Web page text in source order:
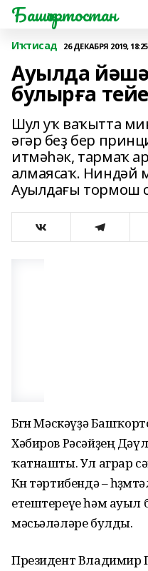
Башҡортостан
Иҡтисад 26 ДЕКАБРЯ 2019, 18:25
Ауылда
булырға
Шул уҡ ваҡытта
әгәр беҙ бер
итмәһәк, тармаҡ
алмаясаҡ. Ниндәй
Ауылдағы тормош
Бөгөн Мәскәүҙә
Хәбиров Рәсәйҙең
ҡатнашты. Ул аграр
Көн тәртибендә –
етештереүе һәм ауыл
мәсьәләләре булды.
Президент Владимир